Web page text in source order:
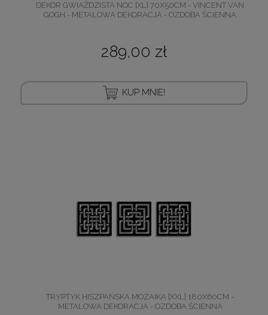
DEKOR GWIAŹDZISTA NOC [XL] 70X50CM - VINCENT VAN
GOGH - METALOWA DEKORACJA - OZDOBA ŚCIENNA
289,00 zł
KUP MNIE!
TRYPTYK HISZPAŃSKA MOZAIKA [XXL] 180X60CM -
METALOWA DEKORACJA - OZDOBA ŚCIENNA